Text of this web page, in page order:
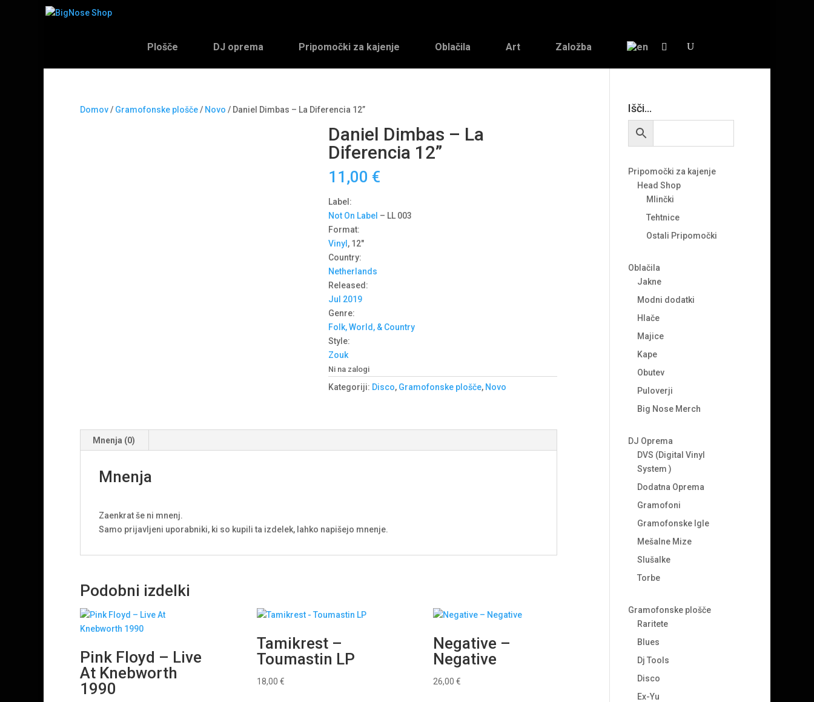
Plošče DJ oprema Pripomočki za kajenje Oblačila Art Založba
Domov/ Gramofonske plošče/ Novo / Daniel Dimbas – La Diferencia 12”
Daniel Dimbas – La
Diferencia 12”
11,00 €
Label:
Not On Label ‎– LL 003
Format:
Vinyl , 12″
Country:
Netherlands
Released:
Jul 2019
Genre:
Folk, World, & Country
Style:
Zouk
Ni na zalogi
Kategoriji: Disco, Gramofonske plošče, Novo
Mnenja (0)
Mnenja
Zaenkrat še ni mnenj.
Samo prijavljeni uporabniki, ki so kupili ta izdelek, lahko napišejo mnenje.
Podobni izdelki
Pink Floyd ‎– Live
At Knebworth
1990
Tamikrest –
Toumastin LP
18,00 €
Negative –
Negative
26,00€
Išči…
Pripomočki za kajenje
Head Shop
Mlinčki
Tehtnice
Ostali Pripomočki
Oblačila
Jakne
Modni dodatki
Hlače
Majice
Kape
Obutev
Puloverji
Big Nose Merch
DJ Oprema
DVS (Digital Vinyl
System )
Dodatna Oprema
Gramofoni
Gramofonske Igle
Mešalne Mize
Slušalke
Torbe
Gramofonske plošče
Raritete
Blues
Dj Tools
Disco
Ex-Yu